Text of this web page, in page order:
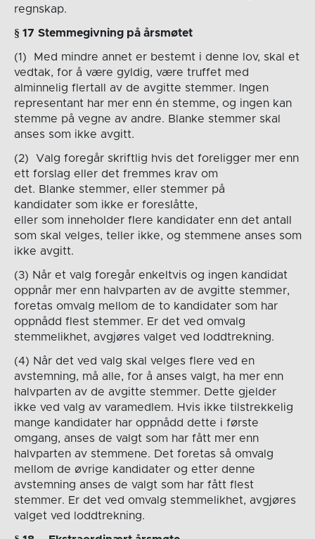
regnskap.
§ 17 Stemmegivning på årsmøtet
(1) Med mindre annet er bestemt i denne lov, skal et
vedtak, for å være gyldig, være truffet med
alminnelig flertall av de avgitte stemmer. Ingen
representant har mer enn én stemme, og ingen kan
stemme på vegne av andre. Blanke stemmer skal
anses som ikke avgitt.
(2) Valg foregår skriftlig hvis det foreligger mer enn
ett forslag eller det fremmes krav om
det. Blanke stemmer, eller stemmer på
kandidater som ikke er foreslåtte,
eller som inneholder flere kandidater enn det antall
som skal velges, teller ikke, og stemmene anses som
ikke avgitt.
(3) Når et valg foregår enkeltvis og ingen kandidat
oppnår mer enn halvparten av de avgitte stemmer,
foretas omvalg mellom de to kandidater som har
oppnådd flest stemmer. Er det ved omvalg
stemmelikhet, avgjøres valget ved loddtrekning.
(4) Når det ved valg skal velges flere ved en
avstemning, må alle, for å anses valgt, ha mer enn
halvparten av de avgitte stemmer. Dette gjelder
ikke ved valg av varamedlem. Hvis ikke tilstrekkelig
mange kandidater har oppnådd dette i første
omgang, anses de valgt som har fått mer enn
halvparten av stemmene. Det foretas så omvalg
mellom de øvrige kandidater og etter denne
avstemning anses de valgt som har fått flest
stemmer. Er det ved omvalg stemmelikhet, avgjøres
valget ved loddtrekning.